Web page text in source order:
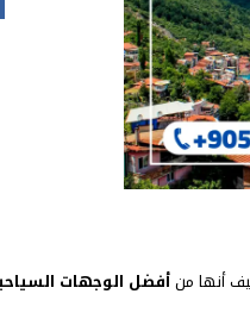
أنها منأفضل الوجهات